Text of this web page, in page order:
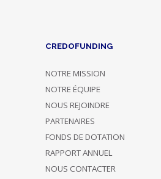
CREDOFUNDING
NOTRE MISSION
NOTRE ÉQUIPE
NOUS REJOINDRE
PARTENAIRES
FONDS DE DOTATION
RAPPORT ANNUEL
NOUS CONTACTER